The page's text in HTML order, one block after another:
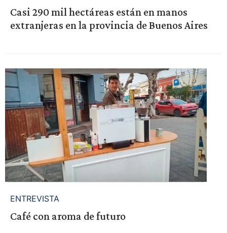
Casi 290 mil hectáreas están en manos
extranjeras en la provincia de Buenos Aires
ENTREVISTA
Café con aroma de futuro